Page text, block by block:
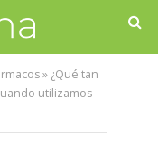
» ¿Qué tan
utilizamos